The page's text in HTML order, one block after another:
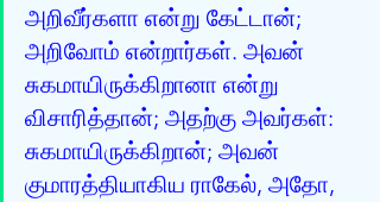
அறிவீர்களா என்று கேட்டான்;
அறிவோம் என்றார்கள். அவன்
சுகமாயிருக்கிறானா என்று
விசாரித்தான்; அதற்கு அவர்கள்:
சுகமாயிருக்கிறான்; அவன்
குமாரத்தியாகிய ராகேல், அதோ,